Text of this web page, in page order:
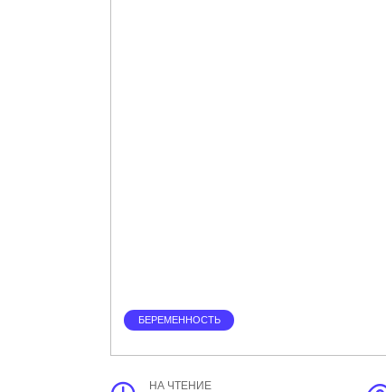
БЕРЕМЕННОСТЬ
НА ЧТЕНИЕ